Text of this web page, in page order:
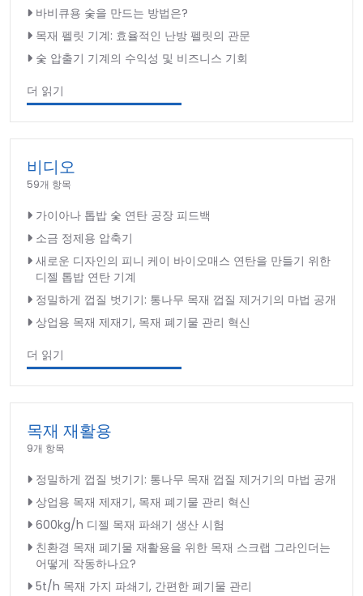
바비큐용 숯을 만드는 방법은?
목재 펠릿 기계: 효율적인 난방 펠릿의 관문
숯 압출기 기계의 수익성 및 비즈니스 기회
더 읽기
비디오
59개 항목
가이아나 톱밥 숯 연탄 공장 피드백
소금 정제용 압축기
새로운 디자인의 피니 케이 바이오매스 연탄을 만들기 위한
디젤 톱밥 연탄 기계
정밀하게 껍질 벗기기: 통나무 목재 껍질 제거기의 마법 공개
상업용 목재 제재기, 목재 폐기물 관리 혁신
더 읽기
목재 재활용
9개 항목
정밀하게 껍질 벗기기: 통나무 목재 껍질 제거기의 마법 공개
상업용 목재 제재기, 목재 폐기물 관리 혁신
600kg/h 디젤 목재 파쇄기 생산 시험
친환경 목재 폐기물 재활용을 위한 목재 스크랩 그라인더는
어떻게 작동하나요?
5t/h 목재 가지 파쇄기, 간편한 폐기물 관리